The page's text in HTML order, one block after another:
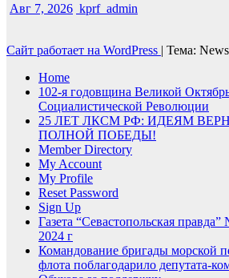
Авг 7, 2026 kprf_admin
Сайт работает на WordPress | Тема:
Home
102-я годовщина Великой
Социалистической Революции
25 ЛЕТ ЛКСМ РФ: ИДЕЯМ
ПОЛНОЙ ПОБЕДЫ!
Member Directory
My Account
My Profile
Reset Password
Sign Up
Газета “Севастопольская
2024 г
Командование бригады морской
флота поблагодарило депутата-